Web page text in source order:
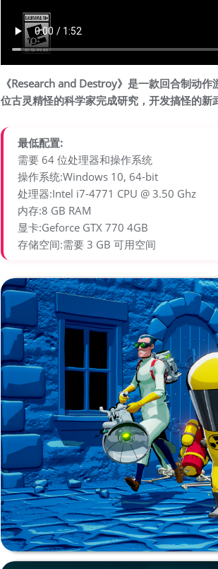
《Research and Destroy》是一款回合制动
位古灵精怪的科学家完成研究，开发搞怪的新
最低配置:
需要 64 位处理器和操作系统
操作系统:Windows 10, 64-bit
处理器:Intel i7-4771 CPU @ 3.50 Ghz
内存:8 GB RAM
显卡:Geforce GTX 770 4GB
存储空间:需要 3 GB 可用空间